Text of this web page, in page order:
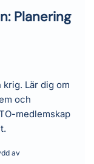
Planering
Lär dig om
och
medlemskap
av